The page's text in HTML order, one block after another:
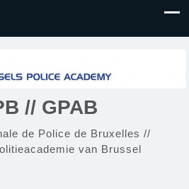
// GPAB
de Police de Bruxelles //
van Brussel